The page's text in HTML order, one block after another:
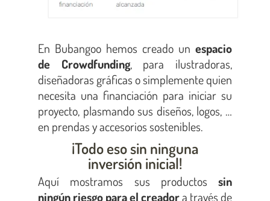
En Bubangoo hemos creado un espacio
de Crowdfunding, para ilustradoras,
diseñadoras gráficas o simplemente quien
necesita una financiación para iniciar su
proyecto, plasmando sus diseños, logos, …
en prendas y accesorios sostenibles.
¡Todo eso sin ninguna
inversión inicial!
Aquí mostramos sus productos sin
ningún riesgo para el creadora través de